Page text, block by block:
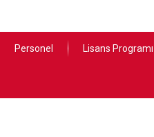
Personel Lisans Programı